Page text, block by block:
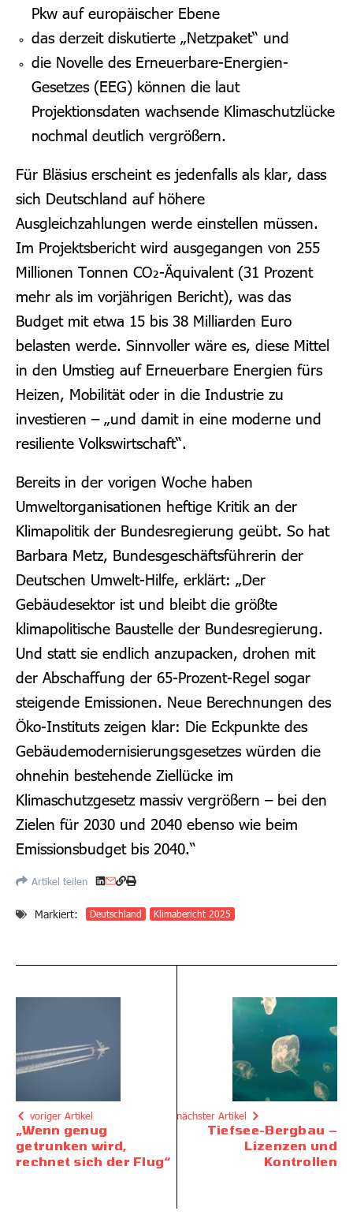
Pkw auf europäischer Ebene
das derzeit diskutierte „Netzpaket“ und
die Novelle des Erneuerbare-Energien-
Gesetzes (EEG) können die laut
Projektionsdaten wachsende Klimaschutzlücke
nochmal deutlich vergrößern.
Für Bläsius erscheint es jedenfalls als klar, dass
sich Deutschland auf höhere
Ausgleichzahlungen werde einstellen müssen.
Im Projektsbericht wird ausgegangen von 255
Millionen Tonnen CO₂-Äquivalent (31 Prozent
mehr als im vorjährigen Bericht), was das
Budget mit etwa 15 bis 38 Milliarden Euro
belasten werde. Sinnvoller wäre es, diese Mittel
in den Umstieg auf Erneuerbare Energien fürs
Heizen, Mobilität oder in die Industrie zu
investieren – „und damit in eine moderne und
resiliente Volkswirtschaft“.
Bereits in der vorigen Woche haben
Umweltorganisationen heftige Kritik an der
Klimapolitik der Bundesregierung geübt. So hat
Barbara Metz, Bundesgeschäftsführerin der
Deutschen Umwelt-Hilfe, erklärt: „Der
Gebäudesektor ist und bleibt die größte
klimapolitische Baustelle der Bundesregierung.
Und statt sie endlich anzupacken, drohen mit
der Abschaffung der 65-Prozent-Regel sogar
steigende Emissionen. Neue Berechnungen des
Öko-Instituts zeigen klar: Die Eckpunkte des
Gebäudemodernisierungsgesetzes würden die
ohnehin bestehende Ziellücke im
Klimaschutzgesetz massiv vergrößern – bei den
Zielen für 2030 und 2040 ebenso wie beim
Emissionsbudget bis 2040.“
Artikel teilen
Markiert: Deutschland Klimabericht 2025
voriger Artikel
„Wenn genug
getrunken wird,
rechnet sich der Flug“
nächster Artikel
Tiefsee-Bergbau –
Lizenzen und
Kontrollen